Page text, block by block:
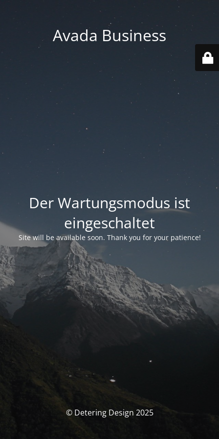
Avada Business
Der Wartungsmodus ist
eingeschaltet
Site will be available soon. Thank you for your patience!
© Detering Design 2025